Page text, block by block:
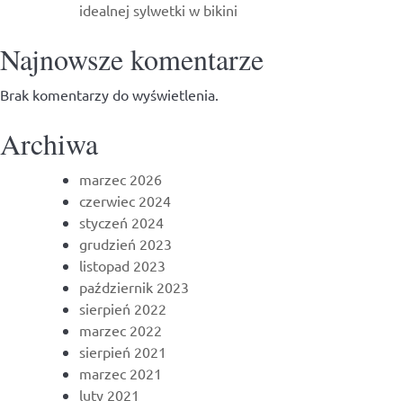
idealnej sylwetki w bikini
Najnowsze komentarze
Brak komentarzy do wyświetlenia.
Archiwa
marzec 2026
czerwiec 2024
styczeń 2024
grudzień 2023
listopad 2023
październik 2023
sierpień 2022
marzec 2022
sierpień 2021
marzec 2021
luty 2021